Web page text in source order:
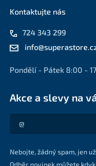
Kontaktujte nás
724 343 299
Pondělí - Pátek 8:00 -
Akce a slevy na
Akce a slevy na váš e-mail
Nebojte, žádný spam, jen
Odběr novinek můžete